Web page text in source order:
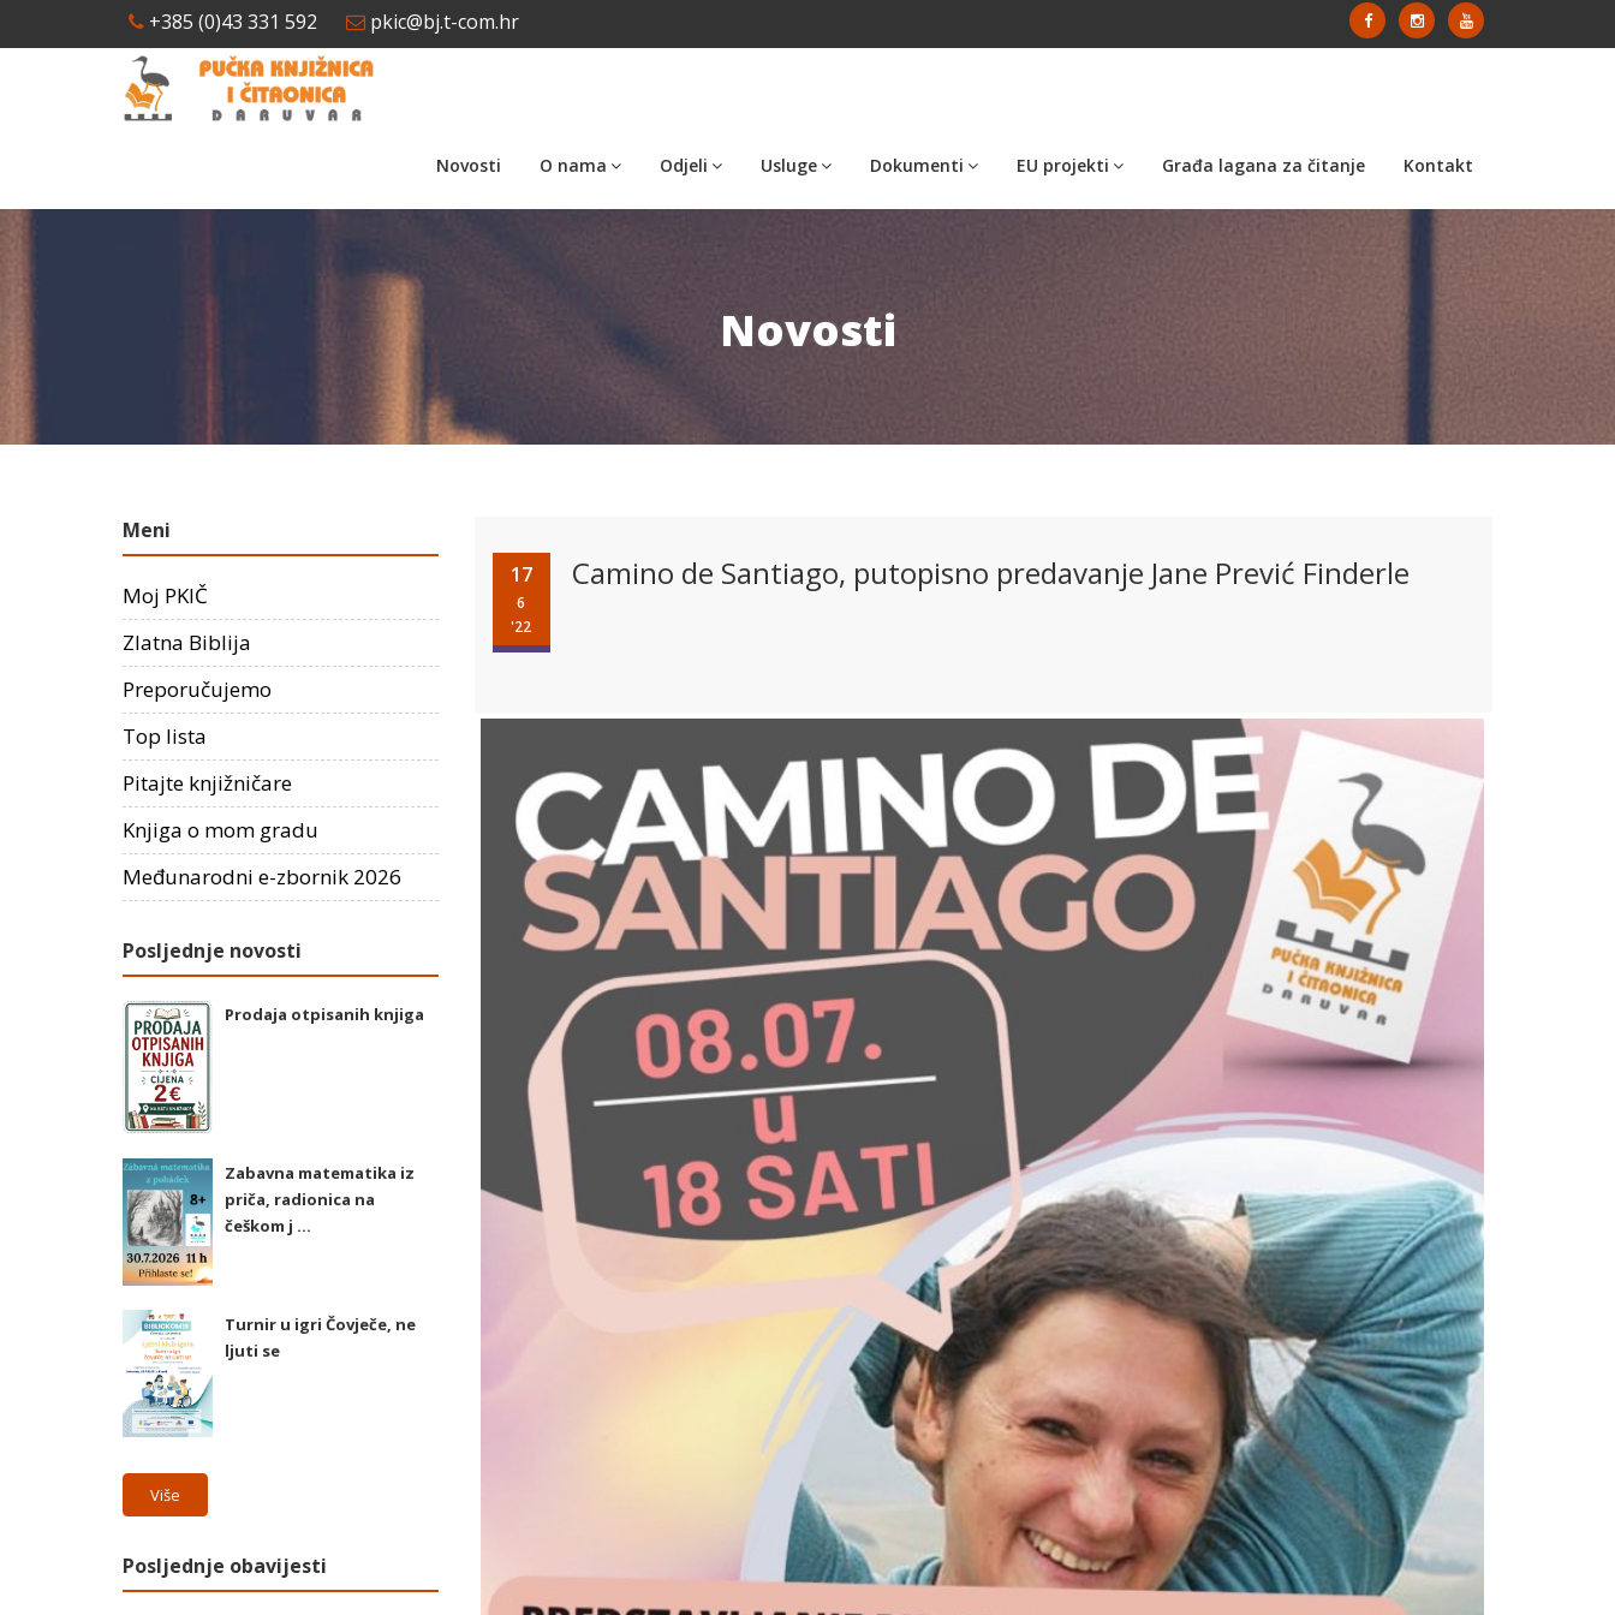
+385 (0)43 331 592 pkic@bj.t-com.hr
Novosti O nama Odjeli Usluge Dokumenti EU projekti Građa lagana za čitanje Kontakt
Novosti
17
6
'22
Camino de Santiago, putopisno predavanje Jane Prević Finderle
Meni
Moj PKIČ
Zlatna Biblija
Preporučujemo
Top lista
Pitajte knjižničare
Knjiga o mom gradu
Međunarodni e-zbornik 2026
Posljednje novosti
Prodaja otpisanih knjiga
Zabavna matematika iz
priča, radionica na
češkom j ...
Turnir u igri Čovječe, ne
ljuti se
Više
Posljednje obavijesti